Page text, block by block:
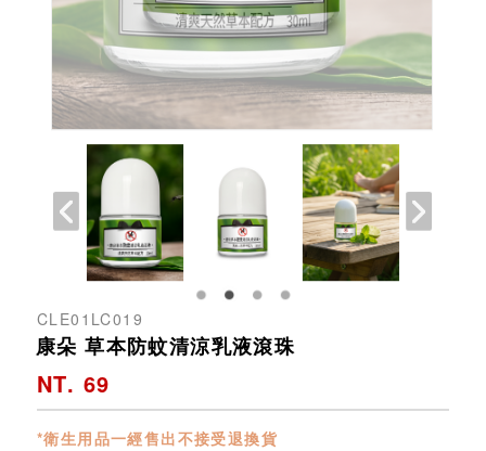
CLE01LC019
康朵 草本防蚊清涼乳液滾珠
NT. 69
*衛生用品一經售出不接受退換貨